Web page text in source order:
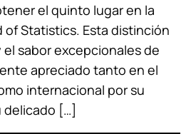
el quinto lugar en la
of Statistics. Esta distinción
el sabor excepcionales de
apreciado tanto en el
internacional por su
delicado […]